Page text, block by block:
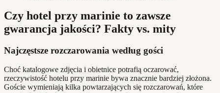
Czy hotel przy marinie to zawsze
gwarancja jakości? Fakty vs. mity
Najczęstsze rozczarowania według gości
Choć katalogowe zdjęcia i obietnice potrafią oczarować,
rzeczywistość hotelu przy marinie bywa znacznie bardziej złożona.
Goście wymieniają kilka powtarzających się rozczarowań, które